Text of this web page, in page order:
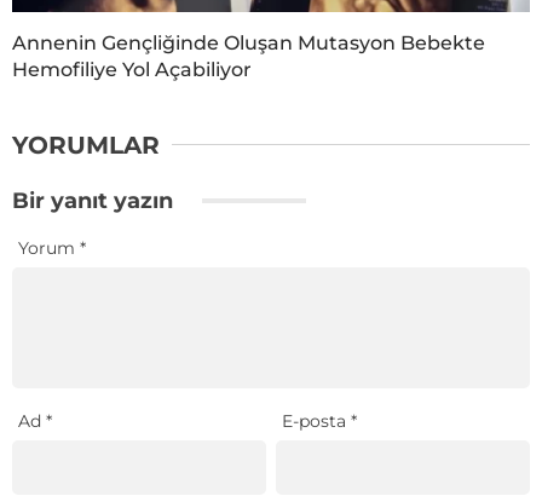
Annenin Gençliğinde Oluşan Mutasyon Bebekte
Hemofiliye Yol Açabiliyor
YORUMLAR
Bir yanıt yazın
Yorum *
Ad * E-posta*